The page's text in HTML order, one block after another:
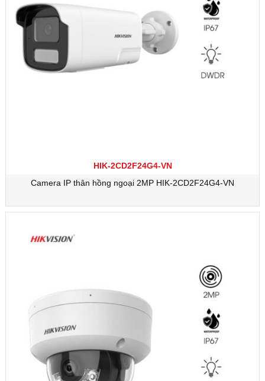
HIK-2CD2F24G4-VN
Camera IP thân hồng ngoại 2MP HIK-2CD2F24G4-VN